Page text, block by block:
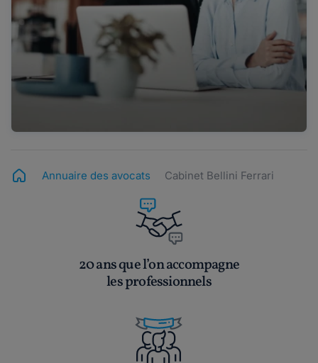
Annuaire des avocats Cabinet Bellini Ferrari
20 ans que l’on accompagne
les professionnels